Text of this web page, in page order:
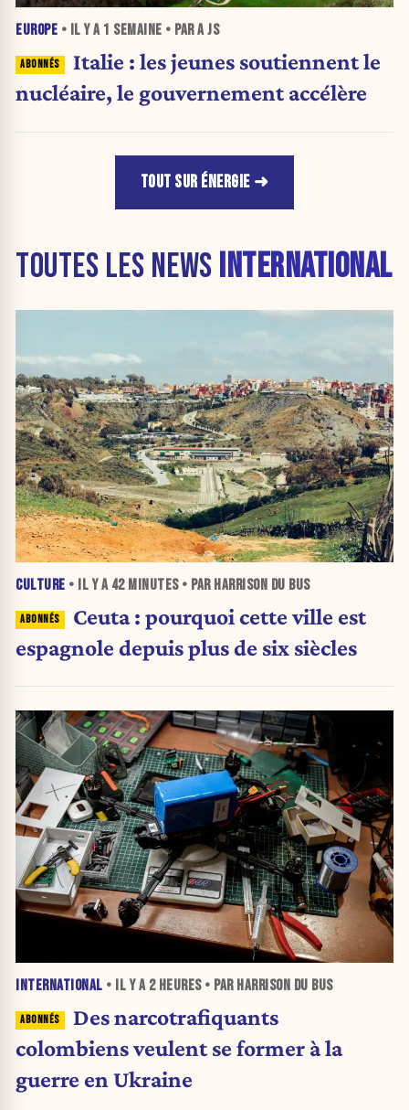
EUROPE • IL Y A 1 SEMAINE • PAR A JS
Italie : les jeunes soutiennent le
nucléaire, le gouvernement accélère
TOUT SUR ÉNERGIE
TOUTES LES NEWS INTERNATIONAL
CULTURE • IL Y A 42 MINUTES• PAR HARRISON DU BUS
Ceuta : pourquoi cette ville est
espagnole depuis plus de six siècles
INTERNATIONAL • IL Y A 2 HEURES• PAR HARRISON DU BUS
Des narcotrafiquants
colombiens veulent se former à la
guerre en Ukraine